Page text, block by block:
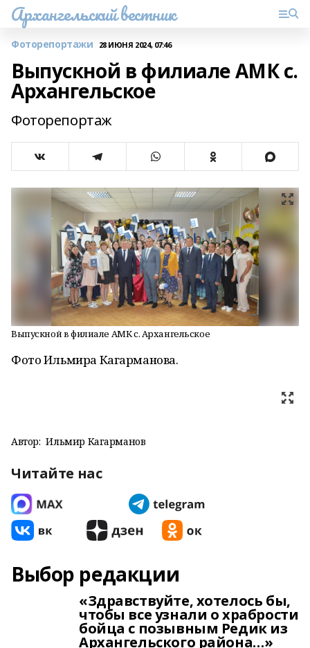
Архангельский вестник
Фоторепортажи 28 ИЮНЯ 2024, 07:46
Выпускной в филиале АМК с.
Архангельское
Фоторепортаж
Выпускной в филиале АМК с. Архангельское
Фото Ильмира Кагарманова.
Автор: Ильмир Кагарманов
Читайте нас
Выбор редакции
«Здравствуйте, хотелось бы,
чтобы все узнали о храбрости
бойца с позывным Редик из
Архангельского района…»